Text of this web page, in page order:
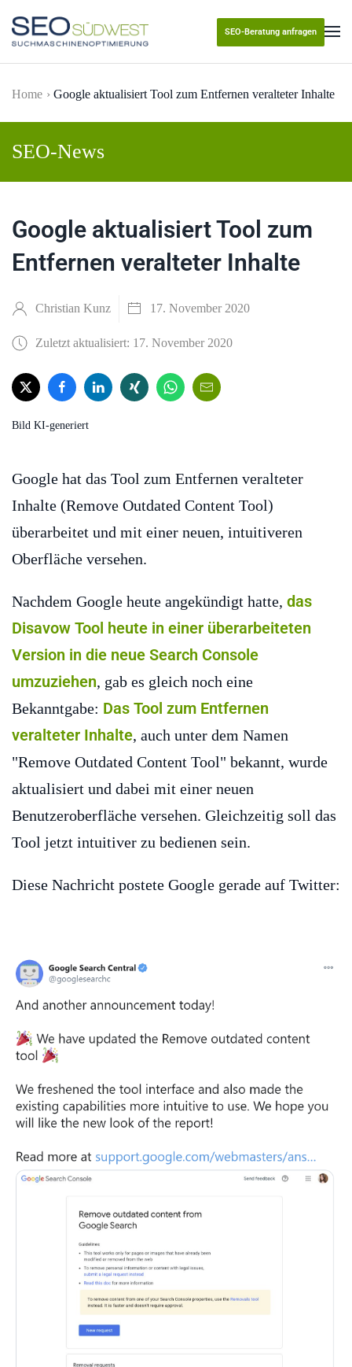
Skip to main content
SEO-Beratung anfragen
Home Google aktualisiert Tool zum Entfernen veralteter Inhalte
SEO-News
Google aktualisiert Tool zum
Entfernen veralteter Inhalte
Christian Kunz 17. November 2020
Zuletzt aktualisiert: 17. November 2020
Bild KI-generiert
Google hat das Tool zum Entfernen veralteter
Inhalte (Remove Outdated Content Tool)
überarbeitet und mit einer neuen, intuitiveren
Oberfläche versehen.
Nachdem Google heute angekündigt hatte, das
Disavow Tool heute in einer überarbeiteten
Version in die neue Search Console
umzuziehen, gab es gleich noch eine
Bekanntgabe: Das Tool zum Entfernen
veralteter Inhalte, auch unter dem Namen
"Remove Outdated Content Tool" bekannt, wurde
aktualisiert und dabei mit einer neuen
Benutzeroberfläche versehen. Gleichzeitig soll das
Tool jetzt intuitiver zu bedienen sein.
Diese Nachricht postete Google gerade auf Twitter: